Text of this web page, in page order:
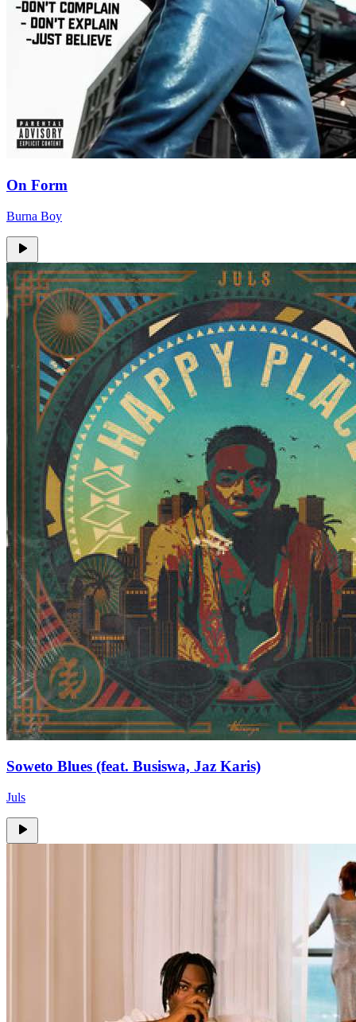
On Form
Burna Boy
Soweto Blues (feat. Busiswa, Jaz Karis)
Juls